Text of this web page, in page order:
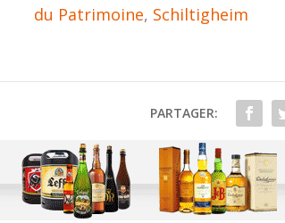
du Patrimoine, Schiltigheim
PARTAGER: